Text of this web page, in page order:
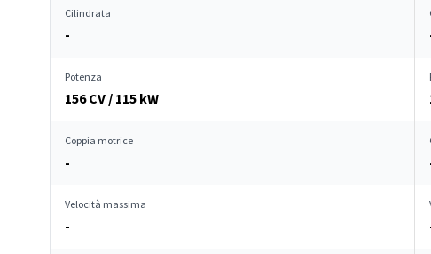
Cilindrata
-
Potenza
156 CV / 115 kW
Coppia motrice
-
Velocità massima
-